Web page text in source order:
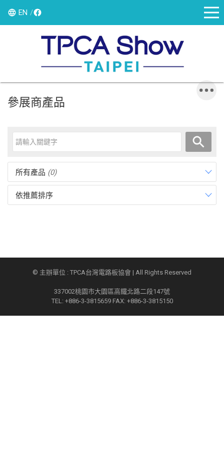
EN
參展商產品
所有產品 (0)
依推薦排序
© 主辦單位 : TPCA台灣電路板協會 | All Rights Reserved
337002桃園市大園區高鐵北路二段147號
TEL: +886-3-3815659 FAX: +886-3-3815150